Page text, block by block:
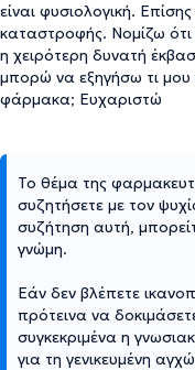
είναι φυσιολογική.
καταστροφής. Νομίζω
η χειρότερη δυνατή
μπορώ να εξηγήσω τι
φάρμακα; Ευχαριστώ
Το θέμα της
συζητήσετε με τον
συζήτηση αυτή,
γνώμη.
Εάν δεν βλέπετε
πρότεινα να
συγκεκριμένα η
για τη γενικευμένη